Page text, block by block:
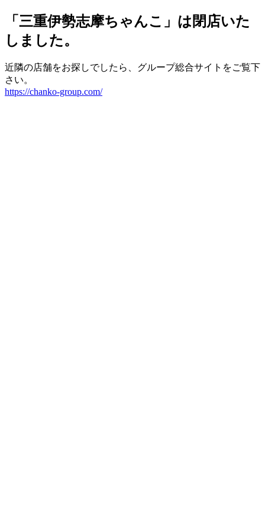
「三重伊勢志摩ちゃんこ」は閉店いた
しました。
近隣の店舗をお探しでしたら、グループ総合サイトをご覧下
さい。
https://chanko-group.com/